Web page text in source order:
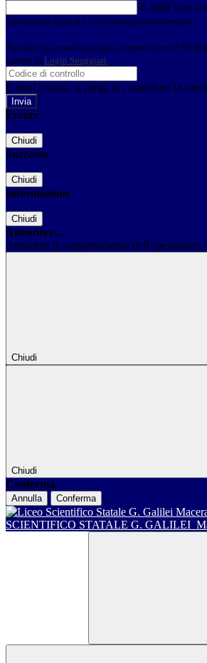
E-mail Verrà
all'indirizzo indicato con le istruzioni necessarie.
Non hai una e-mail associata al nome utente?
tramite la Login Spaggiari
E-mail inviata, si prega di controllare la
Errore
Chiudi
Successo
Chiudi
Informazione
Chiudi
Attendere...
Attendere il completamento dell'operazione...
Chiudi
Chiudi
Conferma
Annulla Conferma
SCIENTIFICO STATALE G. GALILEI